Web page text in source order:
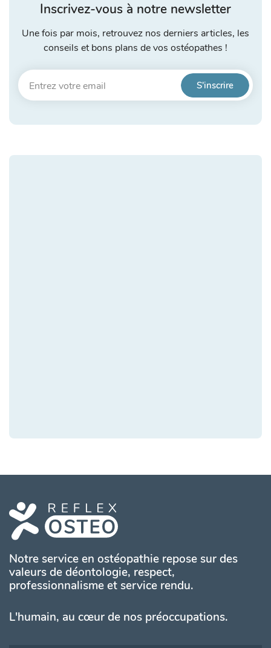
Inscrivez-vous à notre newsletter
Une fois par mois, retrouvez nos derniers articles, les
conseils et bons plans de vos ostéopathes !
Notre service en ostéopathie repose sur des
valeurs de déontologie, respect,
professionnalisme et service rendu.
L'humain, au cœur de nos préoccupations.